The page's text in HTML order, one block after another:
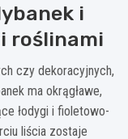
i
roślinami
czy dekoracyjnych,
ma okrągławe,
łodygi i fioletowo-
liścia zostaje